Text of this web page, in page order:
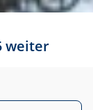
weiter